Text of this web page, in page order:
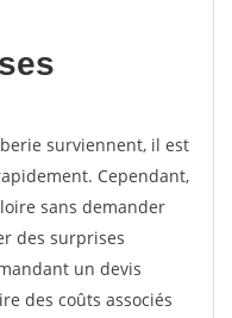
surviennent, il est
Cependant,
sans demander
des surprises
un devis
des coûts associés